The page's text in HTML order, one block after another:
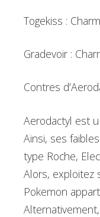
Togekiss :
Gradevoir :
Contres
Aerodactyl est
Ainsi, ses
type Roche,
Alors, exploitez
Pokemon